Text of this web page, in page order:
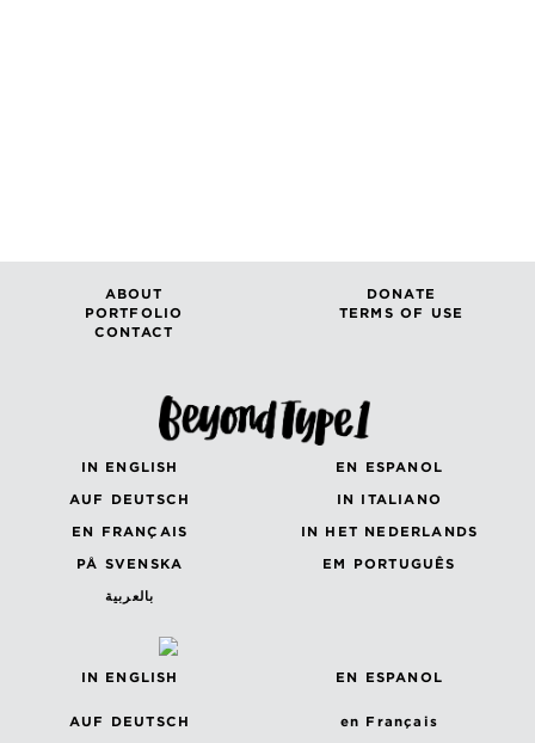
ABOUT
DONATE
PORTFOLIO
TERMS OF USE
CONTACT
IN ENGLISH
EN ESPANOL
AUF DEUTSCH
IN ITALIANO
EN FRANÇAIS
IN HET NEDERLANDS
PÅ SVENSKA
EM PORTUGUÊS
بالعربية
IN ENGLISH EN ESPANOL
AUF DEUTSCH
en Français